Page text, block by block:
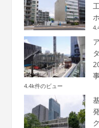
4.4k件のビュー